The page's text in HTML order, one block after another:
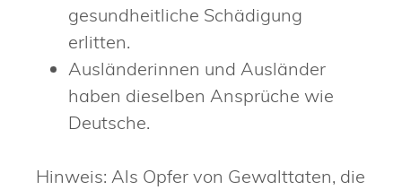
gesundheitliche Schädigung
erlitten.
Ausländerinnen und Ausländer
haben dieselben Ansprüche wie
Deutsche.
Hinweis: Als Opfer von Gewalttaten, die